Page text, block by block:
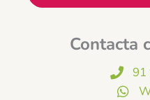
Contacta
91